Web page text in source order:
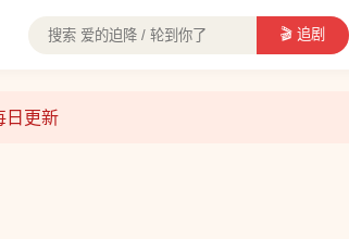
🎬 追剧
更新